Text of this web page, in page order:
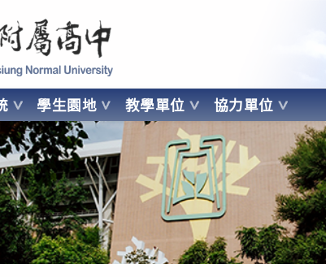
Normal University
學生園地 教學單位 協力單位
NORMAL UNIVERSITY